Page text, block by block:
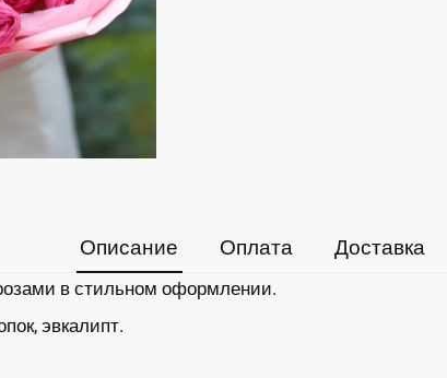
Описание Оплата Доставка
в стильном оформлении.
эвкалипт.